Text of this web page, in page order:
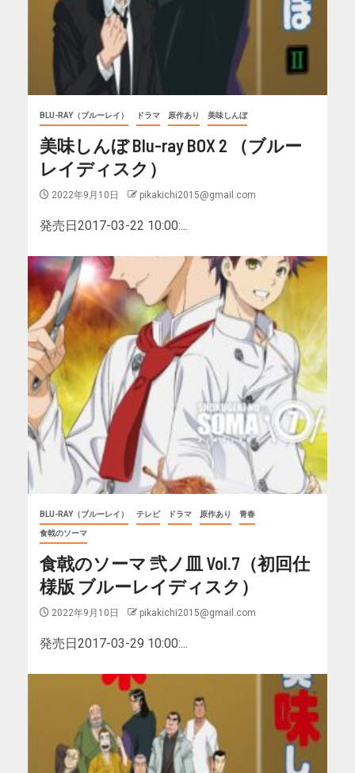
BLU-RAY（ブルーレイ） ドラマ 原作あり 美味しんぼ
美味しんぼ Blu-ray BOX 2 （ブルー
レイディスク）
2022年9月10日 pikakichi2015@gmail.com
発売日2017-03-22 10:00:...
BLU-RAY（ブルーレイ） テレビ ドラマ 原作あり 青春
食戟のソーマ
食戟のソーマ 弐ノ皿 Vol.7（初回仕
様版 ブルーレイディスク）
2022年9月10日 pikakichi2015@gmail.com
発売日2017-03-29 10:00:...